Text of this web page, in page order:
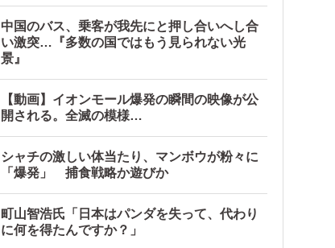
中国のバス、乗客が我先にと押し合いへし合
い激突…『多数の国ではもう見られない光
景』
【動画】イオンモール爆発の瞬間の映像が公
開される。全滅の模様…
シャチの激しい体当たり、マンボウが粉々に
「爆発」 捕食戦略か遊びか
町山智浩氏「日本はパンダを失って、代わり
に何を得たんですか？」